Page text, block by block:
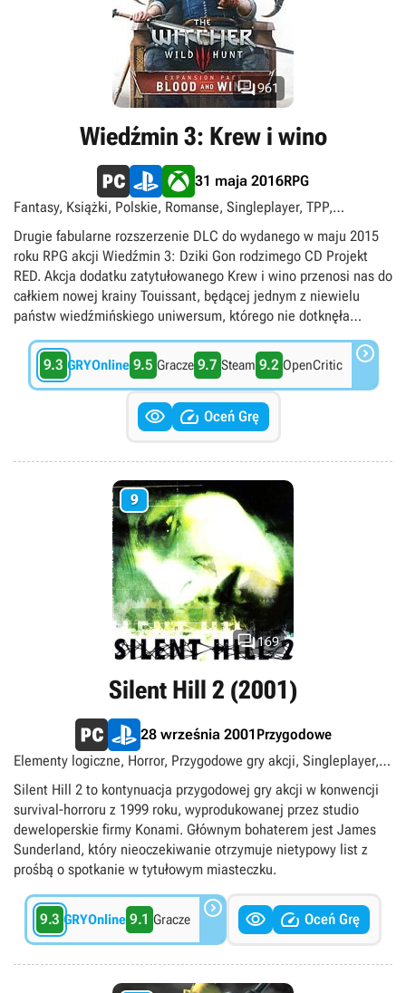
961
Wiedźmin 3: Krew i wino
31 maja 2016RPG
Fantasy, Książki, Polskie, Romanse, Singleplayer, TPP,
singleplayer
Drugie fabularne rozszerzenie DLC do wydanego w maju 2015
roku RPG akcji Wiedźmin 3: Dziki Gon rodzimego CD Projekt
RED. Akcja dodatku zatytułowanego Krew i wino przenosi nas do
całkiem nowej krainy Touissant, będącej jednym z niewielu
państw wiedźmińskiego uniwersum, którego nie dotknęła
Henriettę, wiedźmin Geralt będzie musiał stawić czoła
grasującemu w krainie mordercy. Poza głównym wątkiem
fabularnym, dodatek oferuje także masę zadań pobocznych (w
sumie ok. 90 misji) oraz nowe aktywności, takie jak udział w
turniejach rycerskich czy rozbudowa winnicy pełniącej rolę
do maks. 100. poziomu. W grze pojawiają się nowe potwory i
postaci niezależne, dodatkowa talia kart do Gwinta, 30
niedostępnych wcześniej broni i 100 elementów pancerza.
Jedną z kluczowych zmian jest także gruntownie
przemodelowany interfejs użytkownika.
9.3 GRYOnline 9.5 Gracze 9.7 Steam 9.2 OpenCritic 
  Oceń Grę
9
169
Silent Hill 2 (2001)
28 września 2001 Przygodowe
Elementy logiczne, Horror, Przygodowe gry akcji, Singleplayer,
Surrealizm, Survival horror, TPP
Silent Hill 2 to kontynuacja przygodowej gry akcji w konwencji
survival-horroru z 1999 roku, wyprodukowanej przez studio
deweloperskie firmy Konami. Głównym bohaterem jest James
Sunderland, który nieoczekiwanie otrzymuje nietypowy list z
prośbą o spotkanie w tytułowym miasteczku.
9.3 GRYOnline 9.1 Gracze    Oceń Grę